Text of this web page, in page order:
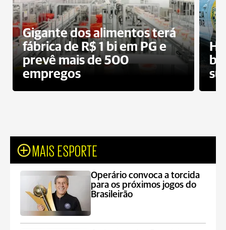
Gigante dos alimentos terá
fábrica de R$ 1 bi em PG e
prevê mais de 500
empregos
MAIS ESPORTE
Operário convoca a torcida
para os próximos jogos do
Brasileirão